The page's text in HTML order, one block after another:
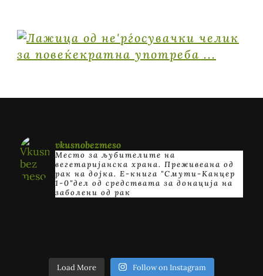
vkusnobezmeso
Место за љубителите на
вегетаријанска храна. Преживеана од
рак на дојка. E-книга "Смути-Канцер
1-0"дел од средствата за донација на
заболени од рак
Load More Follow on Instagram